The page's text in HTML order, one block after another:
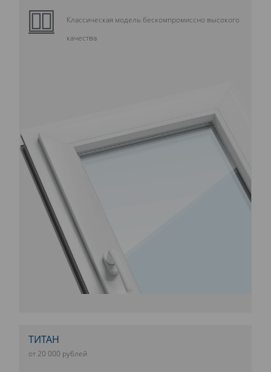
Классическая модель бескомпромиссно высокого
качества
ТИТАН
от 20 000 рублей